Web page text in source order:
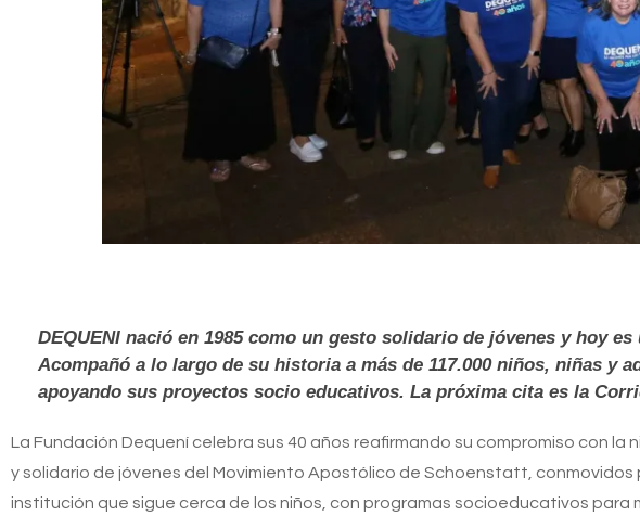
DEQUENI nació en 1985 como un gesto solidario de jóvenes y hoy
Acompañó a lo largo de su historia a más de 117.000 niños, niñas y
apoyando sus proyectos socio educativos. La próxima cita es la
La Fundación Dequení celebra sus 40 años reafirmando su compromiso con
y solidario de jóvenes del Movimiento Apostólico de Schoenstatt, conmovidos
institución que sigue cerca de los niños, con programas socioeducativos para